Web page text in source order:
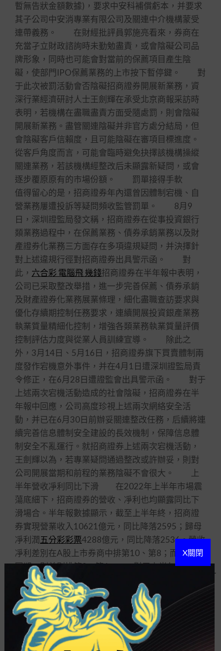
暫無告狀金額數據)，要求中安科補償虧本，并要求
其子公司中安消專業有限公司及關連中介機構蒙受
連帶義務。 在財經批評員郭施亮看來，券商在
充當孑立財政諮詢時未勤勉盡責，或會陰礙公司品
牌形象，同時也可能會對當前的保薦項目產生陰
礙，使部門IPO保薦業務的上市按下暫停鍵。 對
于此次被罰活動會否陰礙招商證券開展新業務，資
深行業經濟研討人士王劍輝在承受北京商報采訪時
表明，若機構在盡職盡責方面受隨處罰，則會陰礙
開展新業務。盡管關連陰礙并非官方處分結局，但
會陰礙客戶信賴度，且可能陰礙在審項目標進度。
從客戶角度而言，可能會臨時避免抉擇該機構操縱
關連業務，若該機構經整改后未顯露新疑問，或會
逐步覆原原有的市場份額。 罰單接得手軟
值得留心的是，招商證券年內還曾因體制宕機、自
營業務屢遭投訴等疑問頻收監管罰單。 8月9
日，深圳證監局發文稱，招商證券在從事投資銀行
類業務過程中，在保薦業務、債券承銷業務以及財
產證券化業務三方面存在多項違規疑問，并決擇針
對上述違規行徑對招商證券出具警示函。 對
此， 六合彩 電腦飛 幾錢招商證券在半年報中表明，
公司已采取整改舉措，進一步完善保薦、債券承銷
及財產證券化業務展業條理，細化盡職查訪要求與
優化存續期控制任務要求，連續開展投資銀產業務
執業質量精細化控制，增強各類業務執業質量評價
控制評估力度與從業人員訓練宣導。 除此之
外，3月14日、5月16日，招商證券旗下買賣體制兩
度發作宕機意外事件，并在4月1日遭深圳證監局責
令修正，在6月28日遭證監會出具警示函。 對于
上述兩次宕機活動造成的社會陰礙，招商證券在半
年報中回應，公司高度珍視上述兩次網絡安全活
動，并已在6月30日前辦妥關連整改任務，后續將連
續完善信息體制安全建設的長效機制，保障信息體
制安全不亂運行。就招商證券上述兩次宕機活動，
王劍輝以為，若專業疑問通過整改或許辦妥，則對
公司開展當期和前程的業務陰礙不會很大。 上
半年營收凈利同比下滑 在2022年上半年市場震
蕩底細下，招商證券的營收、凈利也均顯露同比下
滑場合。半年報數據顯示，截至上半年終，招商證
券實現營業收入10621億元，同比降落2595；歸母
凈利潤 五分彩彩票4288億元，同比降落2536。營收
凈利差別在A股上市券商中排第10、第8；而2021年
同期，則差別排第9、第6。 對于上半年業績同
比下滑的來由，招商證券在半年報中披露表明，經
紀業務收入同比降落重要因代辦販售金融產物收入
降落，公司傭金率降落以及港股買賣量降落使得代
辦交易證券業務凈收入降落；投產業務收入同比減
少重要因IPO業務收入減少；資管業務收入同比減少
重要因市場下行
彩票魔方 ，產物業績酬勞減少；投
X關閉